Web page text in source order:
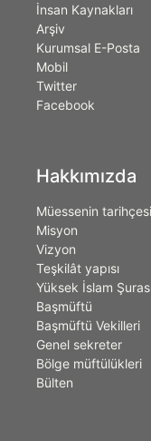
İnsan Kaynakları
Arşiv
Kurumsal E-Posta
Mobil
Twitter
Facebook
Hakkımızda
Müessenin tarihçesi
Misyon
Vizyon
Teşkilât yapısı
Yüksek İslam
Başmüftü
Başmüftü Vekilleri
Genel sekreter
Bölge müftülükleri
Bülten